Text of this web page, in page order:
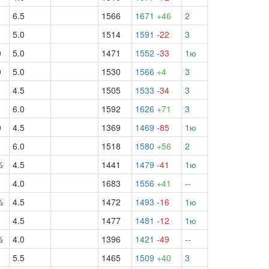
6.5
1566 1671 +46
2
5.0
1514 1591 -22
3
5.0 1471 1552 -33
1ю
5.0 1530 1566 +4
3
4.5 1505 1533 -34
3
6.0 1592 1626 +71
3
4.5 1369 1469 -85
1ю
6.0 1518 1580 +56
2
4.5 1441 1479 -41
1ю
4.0 1683 1556 +41
--
4.5 1472 1493 -16
1ю
4.5
1477 1481 -12
1ю
4.0 1396 1421 -49
--
5.5 1465 1509 +40 3